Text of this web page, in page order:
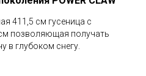
411,5 см гусеница с
позволяющая получать
в глубоком снегу.